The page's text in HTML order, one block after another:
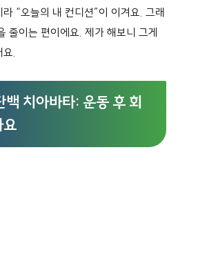
“오늘의 내 컨디션”이 이겨요. 그래
줄이는 편이에요. 제가 해보니 그게
.
치아바타: 운동 후 회
요